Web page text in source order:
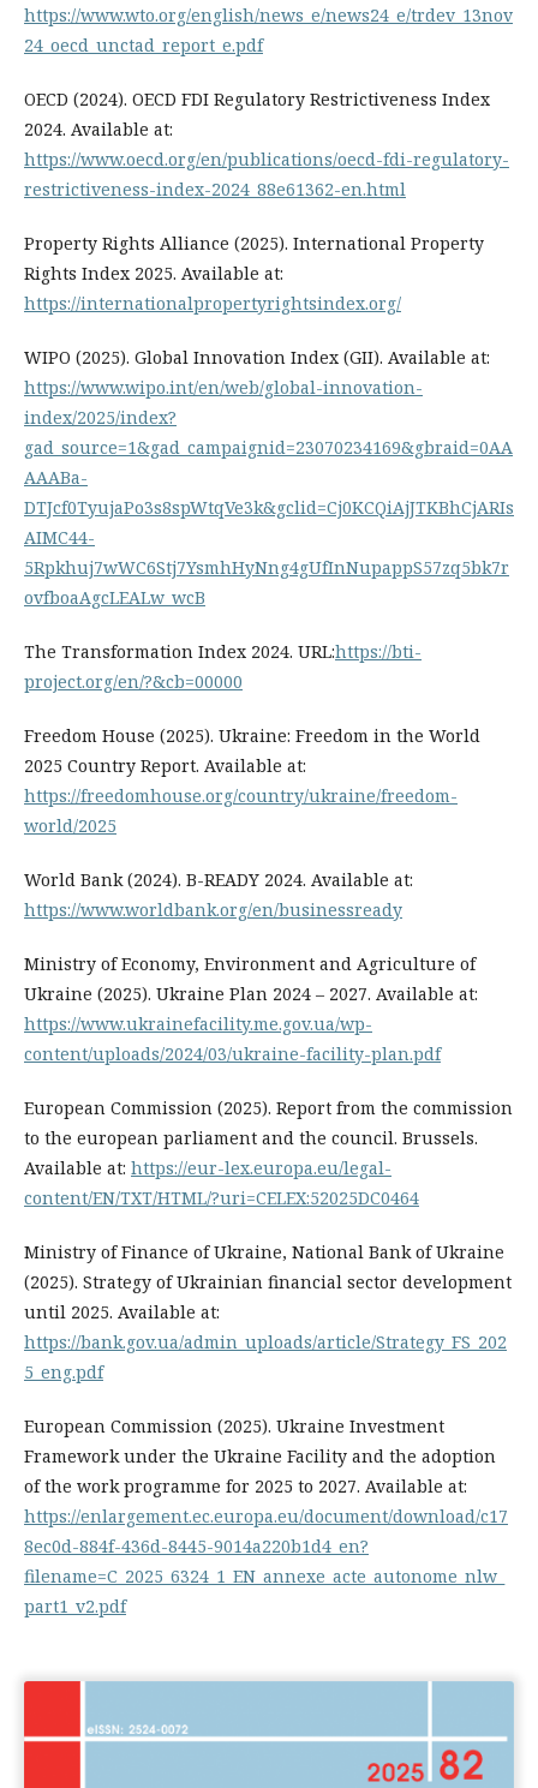
https://www.wto.org/english/news_e/news24_e/trdev_13nov
24_oecd_unctad_report_e.pdf
OECD (2024). OECD FDI Regulatory Restrictiveness Index
2024. Available at:
https://www.oecd.org/en/publications/oecd-fdi-regulatory-
restrictiveness-index-2024_88e61362-en.html
Property Rights Alliance (2025). International Property
Rights Index 2025. Available at:
https://internationalpropertyrightsindex.org/
WIPO (2025). Global Innovation Index (GII). Available at:
https://www.wipo.int/en/web/global-innovation-
index/2025/index?
gad_source=1&gad_campaignid=23070234169&gbraid=0AA
AAABa-
DTJcf0TyujaPo3s8spWtqVe3k&gclid=Cj0KCQiAjJTKBhCjARIs
AIMC44-
5Rpkhuj7wWC6Stj7YsmhHyNng4gUfInNupappS57zq5bk7r
ovfboaAgcLEALw_wcB
The Transformation Index 2024. URL:https://bti-
project.org/en/?&cb=00000
Freedom House (2025). Ukraine: Freedom in the World
2025 Country Report. Available at:
https://freedomhouse.org/country/ukraine/freedom-
world/2025
World Bank (2024). B-READY 2024. Available at:
https://www.worldbank.org/en/businessready
Ministry of Economy, Environment and Agriculture of
Ukraine (2025). Ukraine Plan 2024 – 2027. Available at:
https://www.ukrainefacility.me.gov.ua/wp-
content/uploads/2024/03/ukraine-facility-plan.pdf
European Commission (2025). Report from the commission
to the european parliament and the council. Brussels.
Available at: https://eur-lex.europa.eu/legal-
content/EN/TXT/HTML/?uri=CELEX:52025DC0464
Ministry of Finance of Ukraine, National Bank of Ukraine
(2025). Strategy of Ukrainian financial sector development
until 2025. Available at:
https://bank.gov.ua/admin_uploads/article/Strategy_FS_202
5_eng.pdf
European Commission (2025). Ukraine Investment
Framework under the Ukraine Facility and the adoption
of the work programme for 2025 to 2027. Available at:
https://enlargement.ec.europa.eu/document/download/c17
8ec0d-884f-436d-8445-9014a220b1d4_en?
filename=C_2025_6324_1_EN_annexe_acte_autonome_nlw_
part1_v2.pdf